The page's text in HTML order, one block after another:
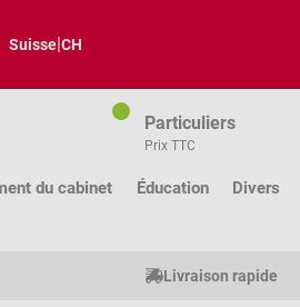
Suisse|CH
Particuliers
Prix TTC
du cabinet Éducation Divers
Livraison rapide